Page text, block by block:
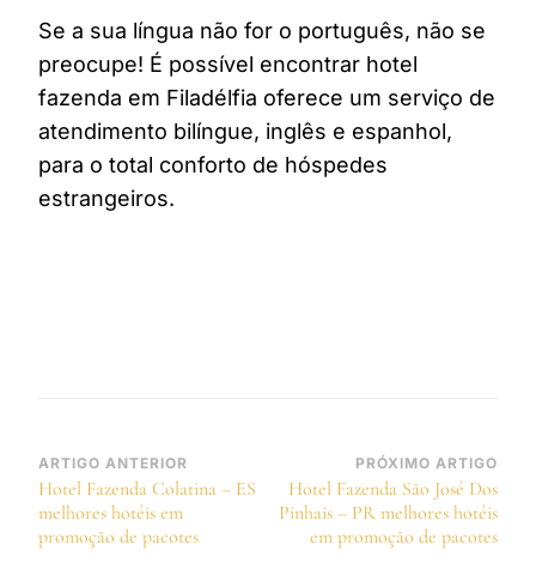
Se a sua língua não for o português, não se
preocupe! É possível encontrar hotel
fazenda em Filadélfia oferece um serviço de
atendimento bilíngue, inglês e espanhol,
para o total conforto de hóspedes
estrangeiros.
Navegação
de
post
ARTIGO ANTERIOR
Hotel Fazenda Colatina – ES
melhores hotéis em
promoção de pacotes
PRÓXIMO ARTIGO
Hotel Fazenda São José Dos
Pinhais – PR melhores hotéis
em promoção de pacotes